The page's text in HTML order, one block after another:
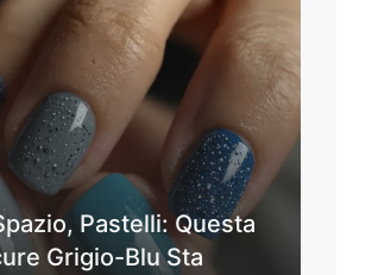
Pastelli: Questa
Grigio-Blu Sta